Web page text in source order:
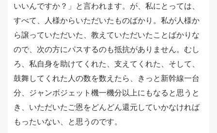
いいんですか？」と言われます。が、私にとっては、
すべて、人様からいただいたものばかり。私が人様か
ら譲っていただいた、教えていただいたことばかりな
ので、次の方にパスするのも抵抗がありません。むし
ろ、私自身を助けてくれた、支えてくれた、そして、
鼓舞してくれた人の数を数えたら、きっと新幹線一台
分、ジャンボジェット機一機分以上にもなると思うと
き、いただいたご恩をどんどん還元していかなければ
もったいない、と思うのです。